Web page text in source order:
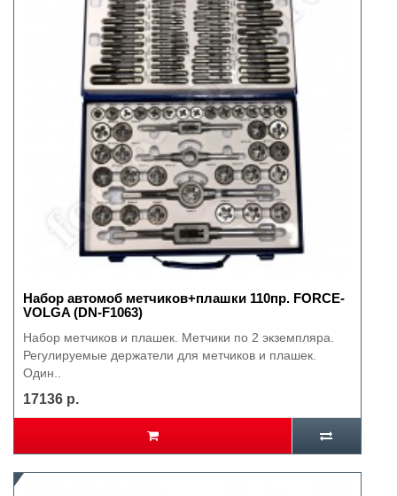
Набор автомоб метчиков+плашки 110пр. FORCE-
VOLGA (DN-F1063)
Набор метчиков и плашек. Метчики по 2 экземпляра.
Регулируемые держатели для метчиков и плашек.
Один..
17136 р.